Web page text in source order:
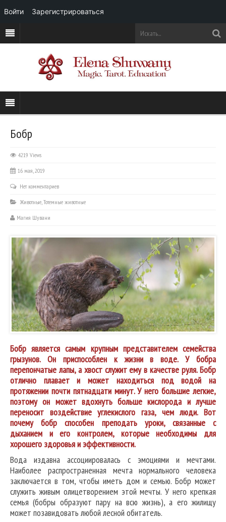
Бобр
4219 Views
16 мая, 2019
Нет комментариев
Животные,Тотемные животные
Магия Шувани
Бобр является самым крупным представителем семейства
грызунов. Он приспособлен к жизни в воде. У бобра
перепончатые лапы, а хвост служит ему в качестве руля. Бобр
отлично плавает и может находиться под водой на
протяжении почти пятнадцати минут. У него большие легкие,
поэтому он может вдохнуть больше кислорода и лучше
переносит воздействие углекислого газа, чем люди. Вот
почему бобр способен преподать уроки, связанные с
дыханием и его контролем, которые необходимы для
хорошего здоровья и эффективности.
Вода издавна ассоциировалась с эмоциями и мечтами.
Наиболее распространенная мечта нормального человека
заключается в том, чтобы иметь дом и семью. Бобр может
служить живым олицетворением этой мечты. У него крепкая
семья (бобры образуют пару на всю жизнь), а его жилищу
может позавидовать любой лесной обитатель.
Войти Зарегистрироваться